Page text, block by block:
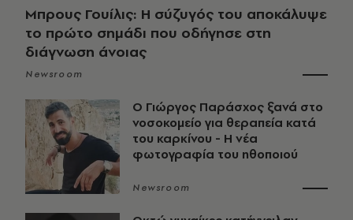
Μπρους Γουίλις: Η σύζυγός του αποκάλυψε
το πρώτο σημάδι που οδήγησε στη
διάγνωση άνοιας
Newsroom
O Γιώργος Παράσχος ξανά στο
νοσοκομείο για θεραπεία κατά
του καρκίνου - Η νέα
φωτογραφία του ηθοποιού
Newsroom